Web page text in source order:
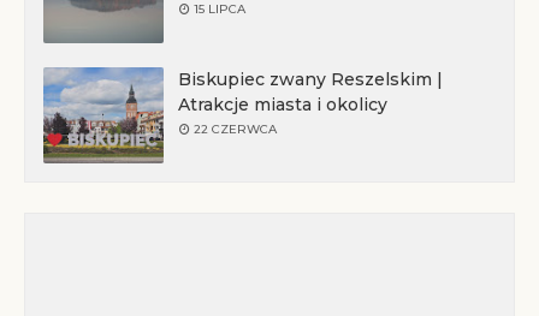
15 LIPCA
Biskupiec zwany Reszelskim |
Atrakcje miasta i okolicy
22 CZERWCA